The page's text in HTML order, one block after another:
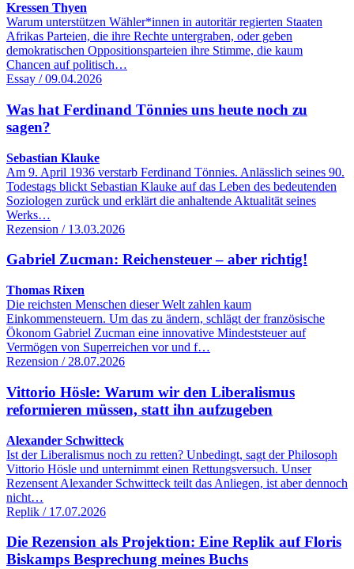
Kressen Thyen
Warum unterstützen Wähler*innen in autoritär regierten Staaten
Afrikas Parteien, die ihre Rechte untergraben, oder geben
demokratischen Oppositionsparteien ihre Stimme, die kaum
Chancen auf politisch…
Essay / 09.04.2026
Was hat Ferdinand Tönnies uns heute noch zu
sagen?
Sebastian Klauke
Am 9. April 1936 verstarb Ferdinand Tönnies. Anlässlich seines 90.
Todestags blickt Sebastian Klauke auf das Leben des bedeutenden
Soziologen zurück und erklärt die anhaltende Aktualität seines
Werks…
Rezension / 13.03.2026
Gabriel Zucman: Reichensteuer – aber richtig!
Thomas Rixen
Die reichsten Menschen dieser Welt zahlen kaum
Einkommensteuern. Um das zu ändern, schlägt der französische
Ökonom Gabriel Zucman eine innovative Mindeststeuer auf
Vermögen von Superreichen vor und f…
Rezension / 28.07.2026
Vittorio Hösle: Warum wir den Liberalismus
reformieren müssen, statt ihn aufzugeben
Alexander Schwitteck
Ist der Liberalismus noch zu retten? Unbedingt, sagt der Philosoph
Vittorio Hösle und unternimmt einen Rettungsversuch. Unser
Rezensent Alexander Schwitteck teilt das Anliegen, ist aber dennoch
nicht…
Replik / 17.07.2026
Die Rezension als Projektion: Eine Replik auf Floris
Biskamps Besprechung meines Buchs